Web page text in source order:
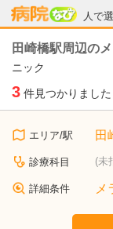
人で
病院な
田崎橋駅周辺の
ニック
3 件見つかりました
エリア/駅 田
診療科目 (未
詳細条件 メ